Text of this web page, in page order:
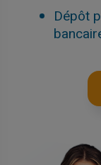
Dépôt